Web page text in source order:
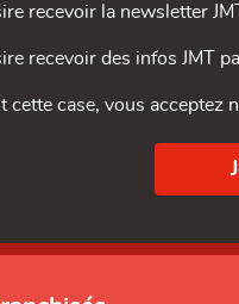
recevoir la newsletter
recevoir des infos JMT
cette case, vous acceptez